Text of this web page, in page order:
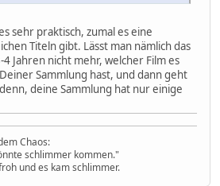
sehr praktisch, zumal es eine
Titeln gibt. Lässt man nämlich das
Jahren nicht mehr, welcher Film es
Sammlung hast, und dann geht
deine Sammlung hat nur einige
Chaos:
schlimmer kommen."
und es kam schlimmer.